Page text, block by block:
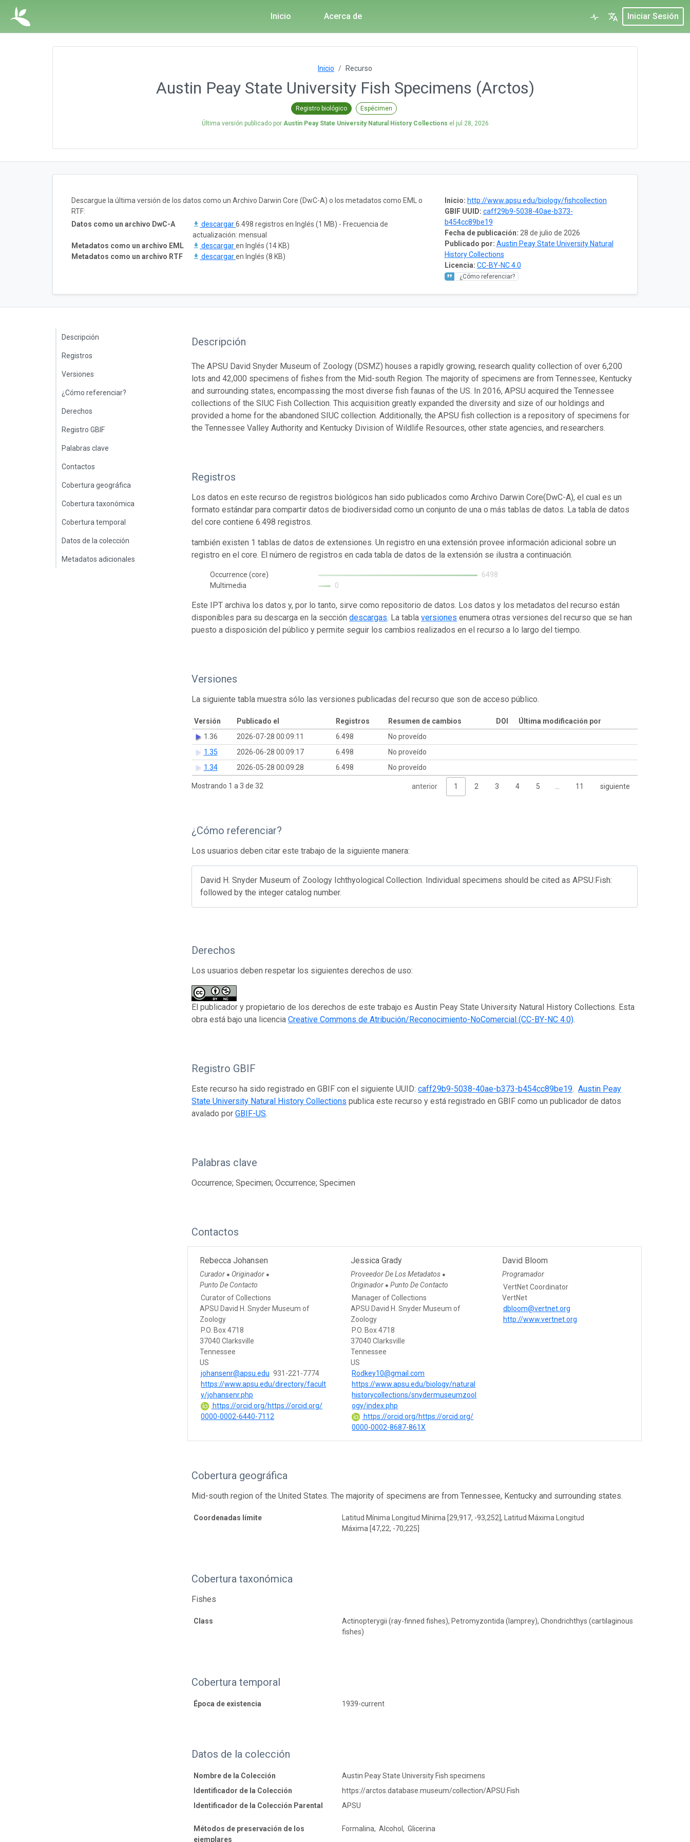
Inicio Acerca de Iniciar Sesión
Inicio Recurso
Austin Peay State University Fish Specimens (Arctos)
Registro biológico Espécimen
Última versión publicado por Austin Peay State University Natural History Collections el jul 28, 2026
Inicio: http://www.apsu.edu/biology/fishcollection
GBIF UUID: caff29b9-5038-40ae-b373-
b454cc89be19
Fecha de publicación: 28 de julio de 2026
Publicado por: Austin Peay State University Natural
History Collections
Licencia: CC-BY-NC 4.0
¿Cómo referenciar?
Descargue la última versión de los datos como un Archivo Darwin Core (DwC-A) o los metadatos como EML o
RTF:
Datos como un archivo DwC-A
descargar6.498 registros en Inglés (1 MB) - Frecuencia de
actualización: mensual
Metadatos como un archivo EML
descargaren Inglés (14 KB)
Metadatos como un archivo RTF
descargaren Inglés (8 KB)
Descripción
Registros
Versiones
¿Cómo referenciar?
Derechos
Registro GBIF
Palabras clave
Contactos
Cobertura geográfica
Cobertura taxonómica
Cobertura temporal
Datos de la colección
Metadatos adicionales
Descripción
The APSU David Snyder Museum of Zoology (DSMZ) houses a rapidly growing, research quality collection of over 6,200
lots and 42,000 specimens of fishes from the Mid-south Region. The majority of specimens are from Tennessee, Kentucky
and surrounding states, encompassing the most diverse fish faunas of the US. In 2016, APSU acquired the Tennessee
collections of the SIUC Fish Collection. This acquisition greatly expanded the diversity and size of our holdings and
provided a home for the abandoned SIUC collection. Additionally, the APSU fish collection is a repository of specimens for
the Tennessee Valley Authority and Kentucky Division of Wildlife Resources, other state agencies, and researchers.
Registros
Los datos en este recurso de registros biológicos han sido publicados como Archivo Darwin Core(DwC-A), el cual es un
formato estándar para compartir datos de biodiversidad como un conjunto de una o más tablas de datos. La tabla de datos
del core contiene 6.498 registros.
también existen 1 tablas de datos de extensiones. Un registro en una extensión provee información adicional sobre un
registro en el core. El número de registros en cada tabla de datos de la extensión se ilustra a continuación.
Occurrence (core)
6498
Multimedia
0
Este IPT archiva los datos y, por lo tanto, sirve como repositorio de datos. Los datos y los metadatos del recurso están
disponibles para su descarga en la seccióndescargas. La tablaversiones enumera otras versiones del recurso que se han
puesto a disposición del público y permite seguir los cambios realizados en el recurso a lo largo del tiempo.
Versiones
La siguiente tabla muestra sólo las versiones publicadas del recurso que son de acceso público.
Versión Publicado el Registros Resumen de cambios DOI
Última modificación por
1.36
2026-07-28 00:09:11 6.498
No proveído
1.35
2026-06-28 00:09:17 6.498
No proveído
1.34
2026-05-28 00:09:28 6.498 No proveído
Mostrando 1 a 3 de 32 anterior 1 2 3 4 5 … 11 siguiente
¿Cómo referenciar?
Los usuarios deben citar este trabajo de la siguiente manera:
David H. Snyder Museum of Zoology Ichthyological Collection. Individual specimens should be cited as APSU:Fish:
followed by the integer catalog number.
Derechos
Los usuarios deben respetar los siguientes derechos de uso:
El publicador y propietario de los derechos de este trabajo es Austin Peay State University Natural History Collections. Esta
obra está bajo una licenciaCreative Commons de Atribución/Reconocimiento-NoComercial (CC-BY-NC 4.0).
Registro GBIF
Este recurso ha sido registrado en GBIF con el siguiente UUID:caff29b9-5038-40ae-b373-b454cc89be19.Austin Peay
State University Natural History Collections publica este recurso y está registrado en GBIF como un publicador de datos
avalado porGBIF-US.
Palabras clave
Occurrence; Specimen; Occurrence; Specimen
Contactos
Rebecca Johansen
Curador ● Originador ●
Punto De Contacto
Curator of Collections
APSU David H. Snyder Museum of
Zoology
P.O. Box 4718
37040 Clarksville
Tennessee
US
johansenr@apsu.edu 931-221-7774
https://www.apsu.edu/directory/facult
y/johansenr.php
https://orcid.org/https://orcid.org/
0000-0002-6440-7112
Jessica Grady
Proveedor De Los Metadatos ●
Originador ● Punto De Contacto
Manager of Collections
APSU David H. Snyder Museum of
Zoology
P.O. Box 4718
37040 Clarksville
Tennessee
US
Rodkey10@gmail.com
https://www.apsu.edu/biology/natural
historycollections/snydermuseumzool
ogy/index.php
https://orcid.org/https://orcid.org/
0000-0002-8687-861X
David Bloom
Programador
VertNet Coordinator
VertNet
dbloom@vertnet.org
http://www.vertnet.org
Cobertura geográfica
Mid-south region of the United States. The majority of specimens are from Tennessee, Kentucky and surrounding states.
Coordenadas límite
Latitud Mínima Longitud Mínima [29,917, -93,252], Latitud Máxima Longitud
Máxima [47,22, -70,225]
Cobertura taxonómica
Fishes
Class
Actinopterygii (ray-finned fishes), Petromyzontida (lamprey), Chondrichthys (cartilaginous
fishes)
Cobertura temporal
Época de existencia 1939-current
Datos de la colección
Nombre de la Colección
Austin Peay State University Fish specimens
Identificador de la Colección
https://arctos.database.museum/collection/APSU:Fish
Identificador de la Colección Parental
APSU
Métodos de preservación de los
ejemplares
Formalina, Alcohol, Glicerina